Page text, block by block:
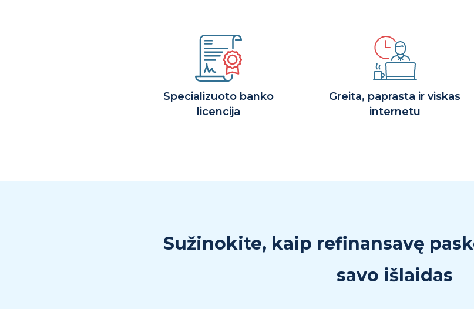
Specializuoto banko
licencija
Greita, paprasta ir viskas
internetu
Sužinokite, kaip refinansavę
savo išlaidas